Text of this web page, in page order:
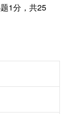
1分，共25